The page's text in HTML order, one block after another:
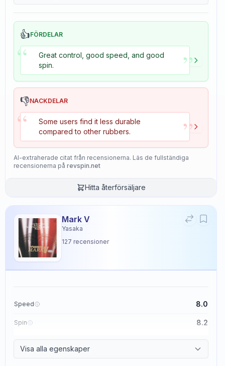
👍FÖRDELAR
“
Great control, good speed, and good
spin.
”
👎NACKDELAR
“
Some users find it less durable
compared to other rubbers.
”
AI-extraherade citat från recensionerna. Läs de fullständiga
recensionerna på revspin.net
Hitta återförsäljare
Mark V
Yasaka
127 recensioner
Speed 8.0
Spin 8.2
Visa alla egenskaper